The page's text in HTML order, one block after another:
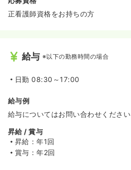
正看護師資格をお持ちの方
給与 ※以下の勤務時間の場合
日勤 08:30～17:00
給与例
給与についてはお問い合わせください
昇給 / 賞与
昇給：年1回
賞与：年2回